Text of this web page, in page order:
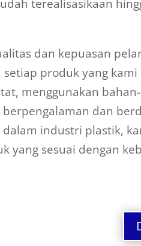
terealisasikaan
dan kepuasan
produk yang
menggunakan
dan
industri plastik,
yang sesuai dengan